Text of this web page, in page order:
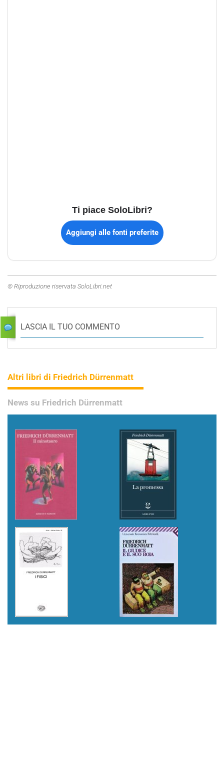
Ti piace SoloLibri?
Aggiungi alle fonti preferite
© Riproduzione riservata SoloLibri.net
LASCIA IL TUO COMMENTO
Altri libri di Friedrich Dürrenmatt
News su Friedrich Dürrenmatt